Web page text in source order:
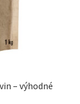
– výhodné